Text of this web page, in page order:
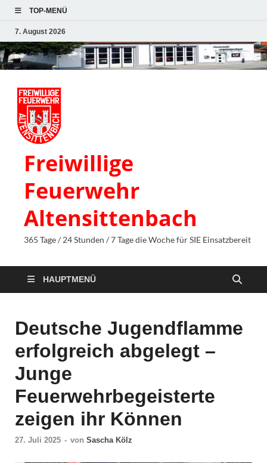
TOP-MENÜ
7. August 2026
Freiwillige
Feuerwehr
Altensittenbach
365 Tage / 24 Stunden / 7 Tage die Woche für SIE Einsatzbereit
HAUPTMENÜ
Deutsche Jugendflamme
erfolgreich abgelegt –
Junge
Feuerwehrbegeisterte
zeigen ihr Können
27. Juli 2025 - von Sascha Kölz